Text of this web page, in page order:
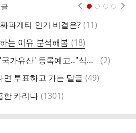
파게티 인기 비결은? 댓
글
(11)
는 이유 분석해봄 댓
글
(18)
'사의찬미' 김우진 희곡 '국가유산' 등록예고‥"식민지 현실 냉철히 반영"
댓
글
(2)
투표하고 가는 달글 댓
글
(49)
한 카리나 댓
글
(1301)